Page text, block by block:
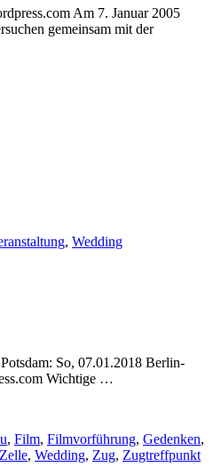
Am 7. Januar 2005
gemeinsam mit der
, Wedding
So, 07.01.2018 Berlin-
Wichtige …
, Film, Filmvorführung, Gedenken,
, Wedding, Zug, Zugtreffpunkt